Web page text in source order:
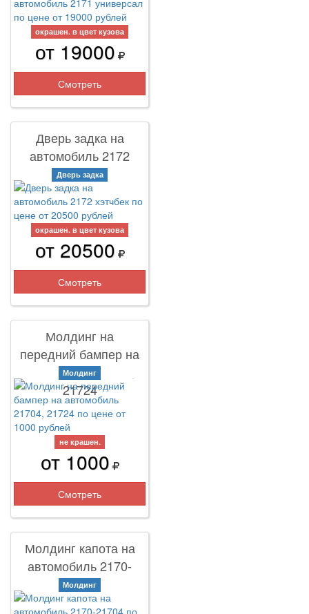
окрашен. в цвет кузова
от 19000
Смотреть
Дверь задка на
автомобиль 2172
хэтчбек
Дверь задка
окрашен. в цвет кузова
от 20500
Смотреть
Молдинг на
передний бампер на
автомобиль 21704,
21724
Молдинг
не крашен.
от 1000
Смотреть
Молдинг капота на
автомобиль 2170-
21704
Молдинг